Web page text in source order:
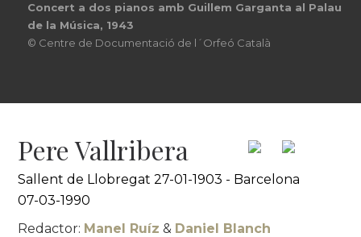
Concert a dos pianos amb Guillem Garganta al Palau
de la Música, 1943
© Centre de Documentació de l´Orfeó Català
Pere Vallribera
Sallent de Llobregat 27-01-1903 - Barcelona
07-03-1990
Redactor: Manel Ruíz & Daniel Blanch